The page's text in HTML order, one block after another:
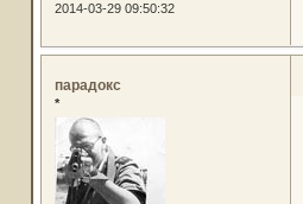
2014-03-29 09:50:32
парадокс
*